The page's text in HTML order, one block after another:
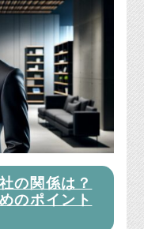
の関係は？
のポイント